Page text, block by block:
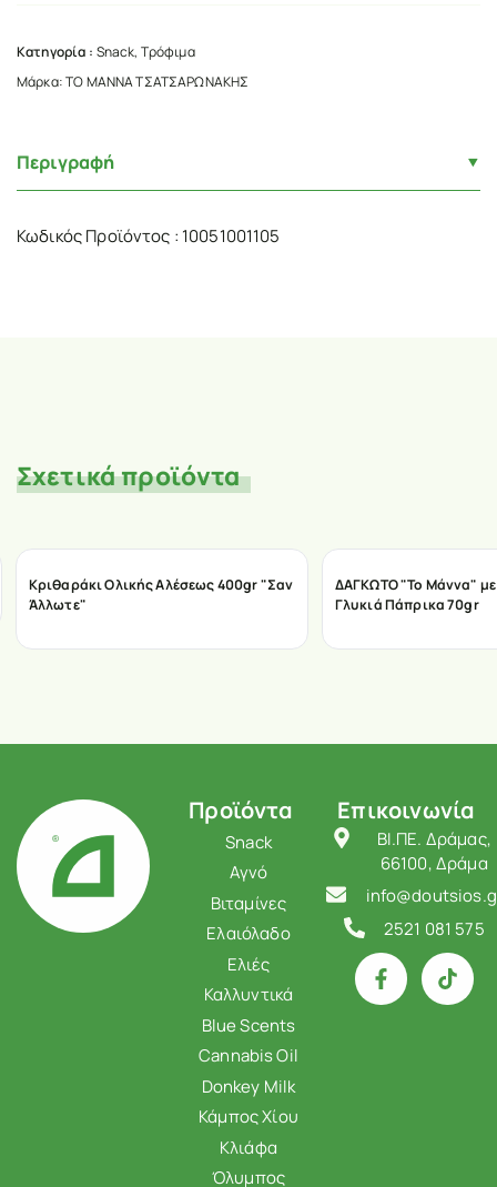
Κατηγορία : Snack, Τρόφιμα
Μάρκα:ΤΟ ΜΑΝΝΑ ΤΣΑΤΣΑΡΩΝΑΚΗΣ
Περιγραφή
Κωδικός Προϊόντος : 10051001105
Σχετικά προϊόντα
Κριθαράκι Ολικής Αλέσεως 400gr "Σαν
Άλλωτε"
ΔΑΓΚΩΤΟ "Το Μάννα" με
Γλυκιά Πάπρικα 70gr
Προϊόντα
Snack
Αγνό
Βιταμίνες
Ελαιόλαδο
Ελιές
Καλλυντικά
Blue Scents
Cannabis Oil
Donkey Milk
Κάμπος Χίου
Κλιάφα
Όλυμπος
Επικοινωνία
ΒΙ.ΠΕ. Δράμας,
66100, Δράμα
2521 081 575